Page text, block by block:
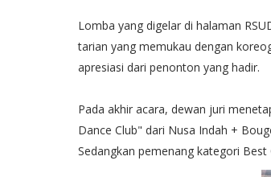
Lomba yang digelar di halaman
tarian yang memukau dengan
apresiasi dari penonton yang hadir.
Pada akhir acara, dewan juri
Dance Club" dari Nusa Indah +
Sedangkan pemenang kategori